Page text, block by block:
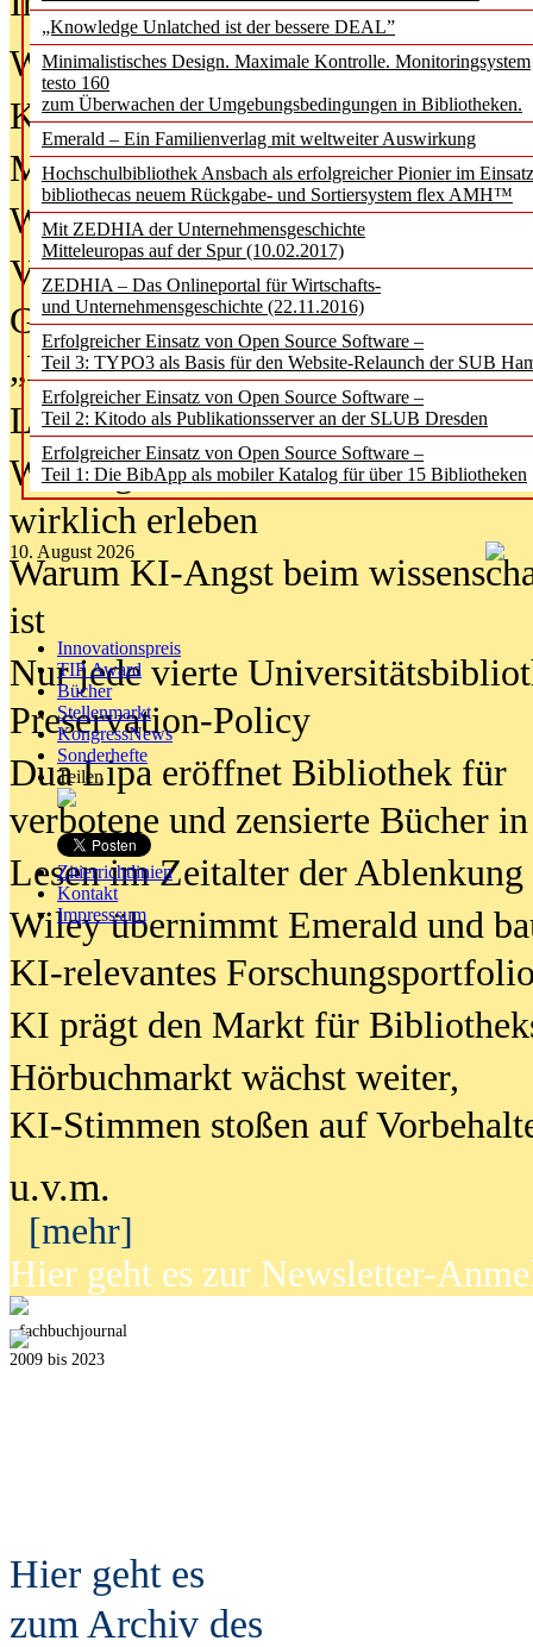
„Knowledge Unlatched ist der bessere DEAL”
Minimalistisches Design. Maximale Kontrolle. Monitoringsystem
testo 160
zum Überwachen der Umgebungsbedingungen in Bibliotheken.
Emerald – Ein Familienverlag mit weltweiter Auswirkung
Hochschulbibliothek Ansbach als erfolgreicher Pionier im
bibliothecas neuem Rückgabe- und Sortiersystem flex AMH™
Mit ZEDHIA der Unternehmensgeschichte
Mitteleuropas auf der Spur (10.02.2017)
ZEDHIA – Das Onlineportal für Wirtschafts-
und Unternehmensgeschichte (22.11.2016)
Erfolgreicher Einsatz von Open Source Software –
Teil 3: TYPO3 als Basis für den Website-Relaunch der SUB
Erfolgreicher Einsatz von Open Source Software –
Teil 2: Kitodo als Publikationsserver an der SLUB Dresden
Erfolgreicher Einsatz von Open Source Software –
Teil 1: Die BibApp als mobiler Katalog für über 15 Bibliotheken
10. August 2026
Innovationspreis
TIP Award
Bücher
Stellenmarkt
KongressNews
Sonderhefte
Teilen
Zitierrichtlinien
Kontakt
Impresssum
Was Hochschul­bibliotheken von
Kinder in der digitalen Welt
Metadaten als Infrastruktur
Wenn Bots katalogisieren
Von Abschlusskleidern bis
Geisterjagd-Ausrüstung in der
„Library of Things“ unterwegs
Lesen als Infrastrukturaufgabe
Wie Jugendliche Social Media
wirklich erleben
Warum KI-Angst beim
ist
Nur jede vierte
Preservation-Policy
Dua Lipa eröffnet Bibliothek für
verbotene und zensierte Bücher
Lesen im Zeitalter der Ablenkung
Wiley übernimmt Emerald und
KI-relevantes
KI prägt den Markt für
Hörbuchmarkt wächst weiter,
KI-Stimmen stoßen auf
u.v.m.
[mehr]
Hier geht es zur Newsletter-
fachbuchjournal
2009 bis 2023
Hier geht es
zum Archiv des